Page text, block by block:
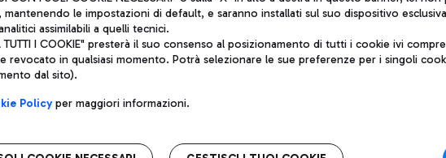
e coordinamento di Mundys S.p.A.
P. IVA 06572251004
(RM) telefono +39 06 65951
Note legali
Mappa sito
Accessibilità
le impostazioni di default, e saranno installati sul suo dispositivo
assimilabili a quelli tecnici.
TUTTI I COOKIE" presterà il suo consenso al posizionamento di tutti i cookie ivi
revocato in qualsiasi momento. Potrà selezionare le sue preferenze per i singoli
dal sito).
Policyper maggiori informazioni.